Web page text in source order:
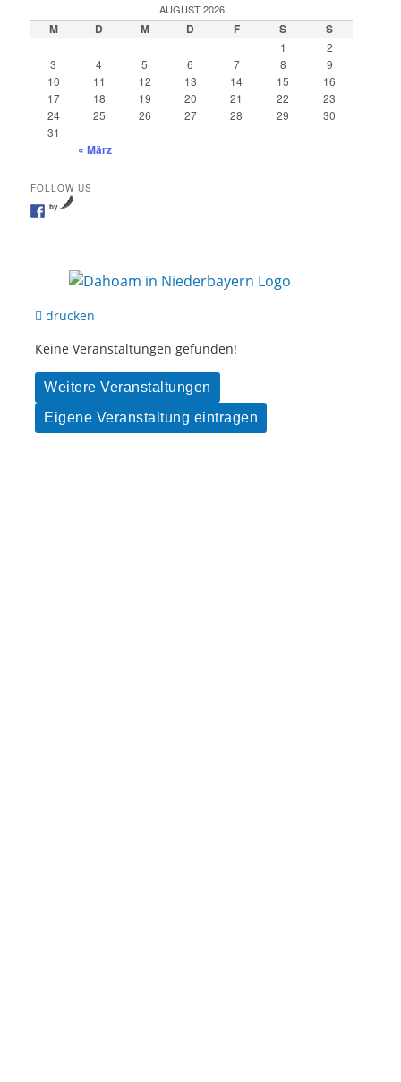
AUGUST 2026
M D M D F S S
1
2
3
4 5 6 7 8
9
10
11 12 13 14 15
16
17
18 19 20 21 22
23
24
25 26 27 28 29
30
31
« März
FOLLOW US
by